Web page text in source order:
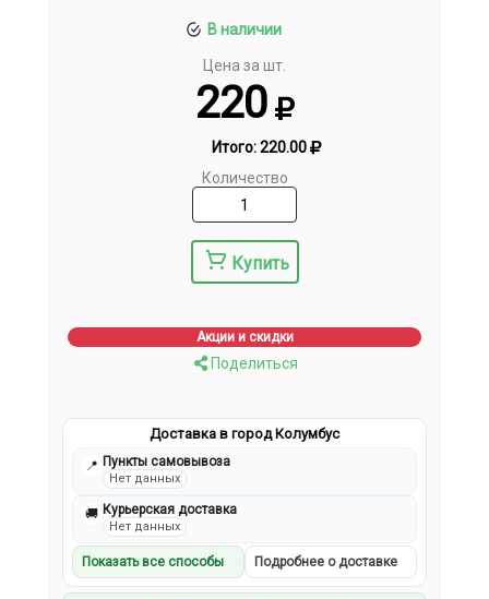
В наличии
Цена за шт.
220
Итого:220.00
Количество
Купить
Акции и скидки
Поделиться
Доставка в город Колумбус
📍 Пункты самовывоза
Нет данных
🚚 Курьерская доставка
Нет данных
Показать все способы Подробнее о доставке